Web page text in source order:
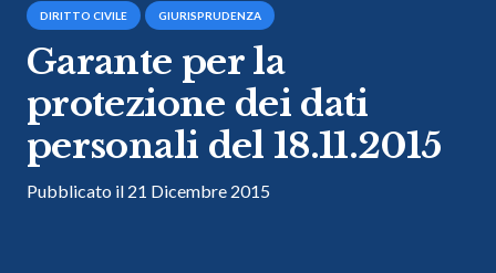
DIRITTO CIVILE GIURISPRUDENZA
Garante per la
protezione dei dati
personali del 18.11.2015
Pubblicato il 21 Dicembre 2015